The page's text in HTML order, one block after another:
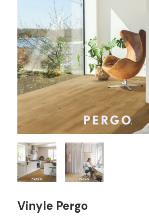
Demandez un devis
Vinyle Pergo